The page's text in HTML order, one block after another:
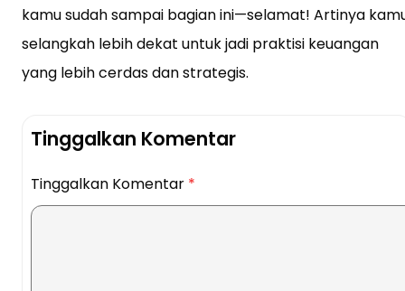
kamu sudah sampai bagian ini—selamat! Artinya
selangkah lebih dekat untuk jadi praktisi keuangan
yang lebih cerdas dan strategis.
Tinggalkan Komentar
Tinggalkan Komentar *